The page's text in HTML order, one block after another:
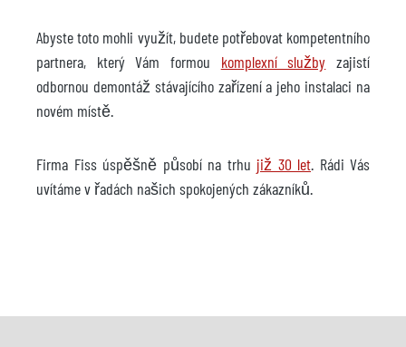
Abyste toto mohli využít, budete potřebovat kompetentního
partnera, který Vám formou komplexní služby zajistí
odbornou demontáž stávajícího zařízení a jeho instalaci na
novém místě.
Firma Fiss úspěšně působí na trhu již 30 let. Rádi Vás
uvítáme v řadách našich spokojených zákazníků.